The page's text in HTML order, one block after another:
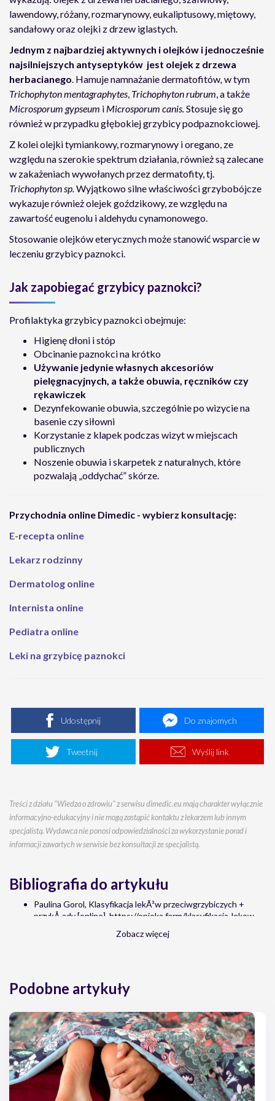
lawendowy, różany, rozmarynowy, eukaliptusowy, miętowy,
sandałowy oraz olejki z drzew iglastych.
Jednym z najbardziej aktywnych i olejków i jednocześnie
najsilniejszych antyseptyków jest olejek z drzewa
herbacianego. Hamuje namnażanie dermatofitów,w tym
Trichophyton mentagraphytes, Trichophyton rubrum, a także
Microsporum gypseum i Microsporum canis.Stosuje się go
również w przypadku głębokiej grzybicy podpaznokciowej.
Z kolei olejki tymiankowy, rozmarynowy i oregano, ze
względu na szerokie spektrum działania, również są zalecane
w zakażeniach wywołanych przez dermatofity, tj.
Trichophyton sp.Wyjątkowo silne właściwości grzybobójcze
wykazuje również olejek goździkowy, ze względu na
zawartość eugenolu i aldehydu cynamonowego.
Stosowanie olejków eterycznych może stanowić wsparcie w
leczeniu grzybicy paznokci.
Jak zapobiegać grzybicy paznokci?
Profilaktyka grzybicy paznokci obejmuje:
Higienę dłoni i stóp
Obcinanie paznokci na krótko
Używanie jedynie własnych akcesoriów
pielęgnacyjnych, a także obuwia, ręczników czy
rękawiczek
Dezynfekowanie obuwia, szczególnie po wizycie na
basenie czy siłowni
Korzystanie z klapek podczas wizyt w miejscach
publicznych
Noszenie obuwia i skarpetek z naturalnych, które
pozwalają „oddychać” skórze.
Przychodnia online Dimedic - wybierz konsultację:
E-recepta online
Lekarz rodzinny
Dermatolog online
Internista online
Pediatra online
Leki na grzybicę paznokci
Udostępnij Do znajomych
Tweetnij Wyślij link
Treści z działu "Wiedza o zdrowiu" z serwisu dimedic.eu mają charakter wyłącznie
informacyjno-edukacyjny i nie mogą zastąpić kontaktu z lekarzem lub innym
specjalistą. Wydawca nie ponosi odpowiedzialności za wykorzystanie porad i
informacji zawartych w serwisie bez konsultacji ze specjalistą.
Bibliografia do artykułu
Paulina Gorol, Klasyfikacja lekÃ³w przeciwgrzybiczych +
przykÅ‚ady [online], https://opieka.farm/klasyfikacja-lekow-
Kinga Adamska, Wojciech Adamski, Magda Wachal, Jak
zakazenia-grzybicze-u-chorych-na-atopowe-zapalenie-skory
Monika Sienkiewicz, Andrzej Denys, PotencjaÅ‚ olejkÃ³w
Rodz, Vol. 4, nr 3, p 178-182.
Jakub DereÅ„, Grzybica stÃ³p: przeglÄ…d lekÃ³w bez
recepty, https://opieka.farm/grzybica-stop-leki-bez-recepty/
Anna Grzywna, Terapia lekami przeciwgrzybiczymi [online],
https://www.aptekarzpolski.pl/wiedza/terapia-lekami-
przeciwgrzybiczymi/
Redakcja receptura.pl, MaÅ›Ä‡ Whitfielda w leczeniu
Zobacz więcej
Podobne artykuły